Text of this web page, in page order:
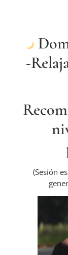
-
(Sesión